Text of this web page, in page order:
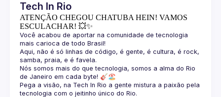
Tech In Rio
ATENÇÃO CHEGOU CHATUBA HEIN! VAMOS
ESCULACHAR! 💥✨
Você acabou de aportar na comunidade de tecnologia
Aqui, não é só linhas de código, é gente, é cultura, é rock,
Nós somos mais do que tecnologia, somos a alma do Rio
Pega a visão, na Tech In Rio a gente mistura a paixão pela